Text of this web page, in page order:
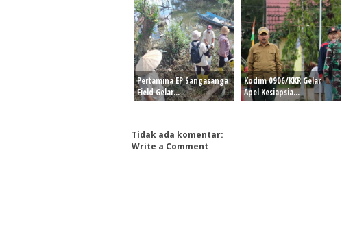
Pertamina EP Sangasanga
Field Gelar...
Kodim 0906/KKR Gelar
Apel Kesiapsia...
Tidak ada komentar:
Write a Comment